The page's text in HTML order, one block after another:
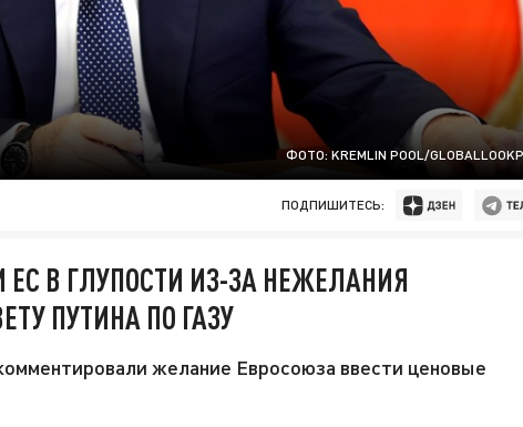
ФОТО: KREMLIN POOL/
ПОДПИШИТЕСЬ:
В ГЛУПОСТИ ИЗ-ЗА НЕЖЕЛАНИЯ
ПУТИНА ПО ГАЗУ
желание Евросоюза ввести ценовые